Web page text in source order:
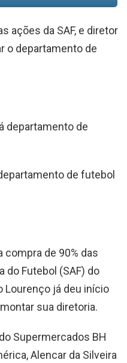
ações da SAF, e diretor
o departamento de
de futebol
de 90% das
do Futebol (SAF) do
Lourenço já deu início
sua diretoria.
Supermercados BH
Alencar da Silveira